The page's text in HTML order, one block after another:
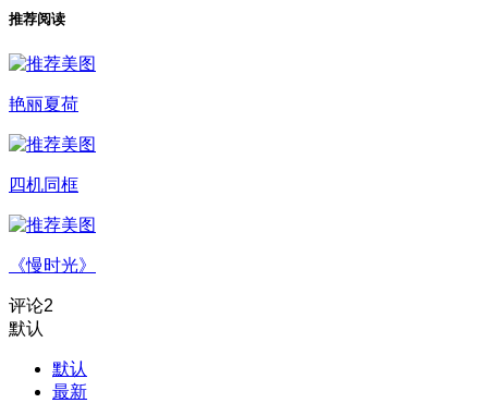
推荐阅读
艳丽夏荷
四机同框
《慢时光》
评论2
默认
默认
最新